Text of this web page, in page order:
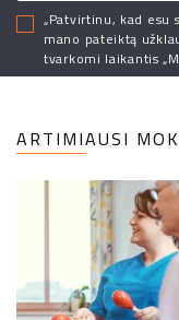
„Patvirtinu, kad esu
mano pateiktą
tvarkomi laikantis
ARTIMIAUSI